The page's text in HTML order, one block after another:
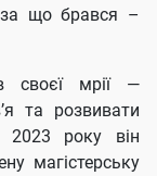
що брався –
своєї мрії —
та розвивати
2023 року він
магістерську